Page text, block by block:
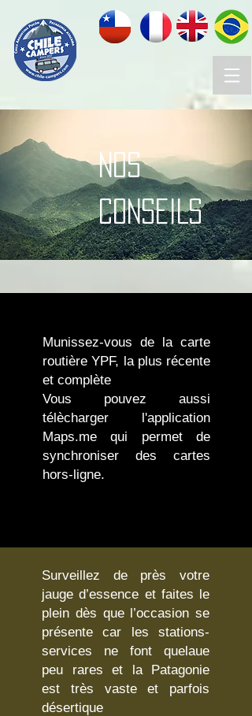
NOS
CONSEILS
Munissez-vous de la carte
routière YPF, la plus récente
et complète
Vous pouvez aussi
télècharger l'application
Maps.me qui permet de
synchroniser des cartes
hors-ligne.
Surveillez de près votre
jauge d’essence et faites le
plein dès que l’occasion se
présente car les stations-
services ne font quelaue
peu rares et la Patagonie
est très vaste et parfois
désertique